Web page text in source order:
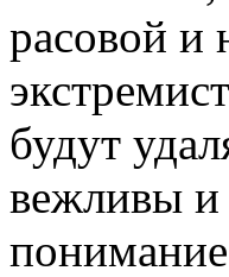
расовой и
будут
вежливы и